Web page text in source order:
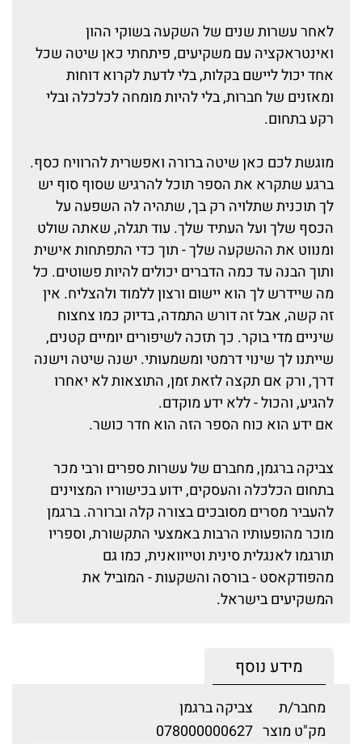
לאחר עשרות שנים של השקעה בשוקי ההון
ואינטראקציה עם משקיעים, פיתחתי כאן שיטה שכל
אחד יכול ליישם בקלות, בלי לדעת לקרוא דוחות
ומאזנים של חברות, בלי להיות מומחה לכלכלה ובלי
רקע בתחום.
מוגשת לכם כאן שיטה ברורה ואפשרית להרוויח כסף.
ברגע שתקרא את הספר תוכל להרגיש שסוף סוף יש
לך תוכנית שתלויה רק בך, שתהיה לה השפעה על
הכסף שלך ועל העתיד שלך. עוד תגלה, שאתה שולט
ומנווט את ההשקעה שלך - תוך כדי התפתחות אישית
ותוך הבנה עד כמה הדברים יכולים להיות פשוטים. כל
מה שיידרש לך הוא יישום ורצון ללמוד ולהצליח. אין
זה קשה, אבל זה דורש התמדה, בדיוק כמו צחצוח
שיניים מדי בוקר. כך תזכה לשיפורים יומיים קטנים,
שייתנו לך שינוי דרמטי ומשמעותי. ישנה שיטה וישנה
דרך, ורק אם תקצה לזאת זמן, התוצאות לא יאחרו
להגיע, והכול - ללא ידע מוקדם.
אם ידע הוא כוח הספר הזה הוא חדר כושר.
צביקה ברגמן, מחברם של עשרות ספרים ורבי מכר
בתחום הכלכלה והעסקים, ידוע בכישוריו המצוינים
להעביר מסרים מסובכים בצורה קלה וברורה. ברגמן
מוכר מהופעותיו הרבות באמצעי התקשורת, וספריו
תורגמו לאנגלית סינית וטייוואנית, כמו גם
מהפודקאסט - בורסה והשקעות - המוביל את
המשקיעים בישראל.
מידע נוסף
מחבר/ת
צביקה ברגמן
מק"ט מוצר 078000000627